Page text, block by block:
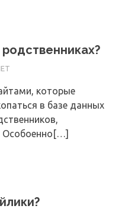
которые
в базе данных
Особоенно[…]